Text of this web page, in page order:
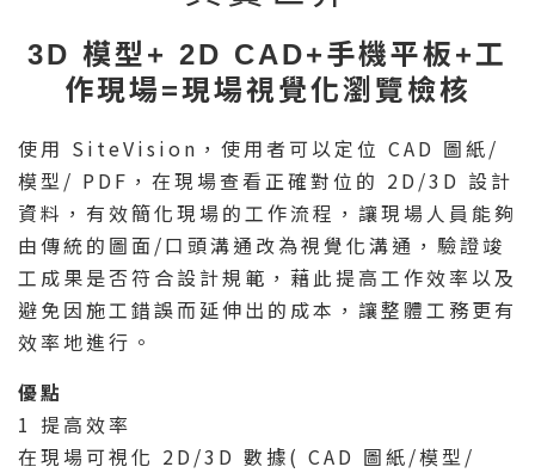
3D 模型+ 2D CAD+手機平板+工
作現場=現場視覺化瀏覽檢核
使用 SiteVision，使用者可以定位 CAD 圖紙/
模型/ PDF，在現場查看正確對位的 2D/3D 設計
資料，有效簡化現場的工作流程，讓現場人員能夠
由傳統的圖面/口頭溝通改為視覺化溝通，驗證竣
工成果是否符合設計規範，藉此提高工作效率以及
避免因施工錯誤而延伸出的成本，讓整體工務更有
效率地進行。
優點
1 提高效率
在現場可視化 2D/3D 數據( CAD 圖紙/模型/